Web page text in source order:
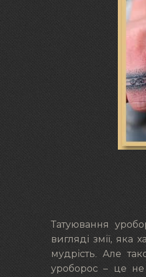
Татуювання
вигляді змії, яка
мудрість. Але
уроборос – це не